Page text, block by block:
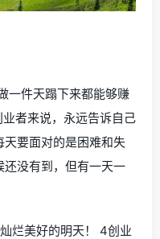
件天蹋下来都能够赚
者来说，永远告诉自己
要面对的是困难和失
没有到，但有一天一
烂美好的明天！ 4创业